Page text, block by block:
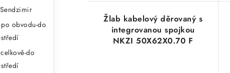
po obvodu-do
do
Žlab kabelový děrovaný s
integrovanou spojkou
NKZI 50X62X0.70 F